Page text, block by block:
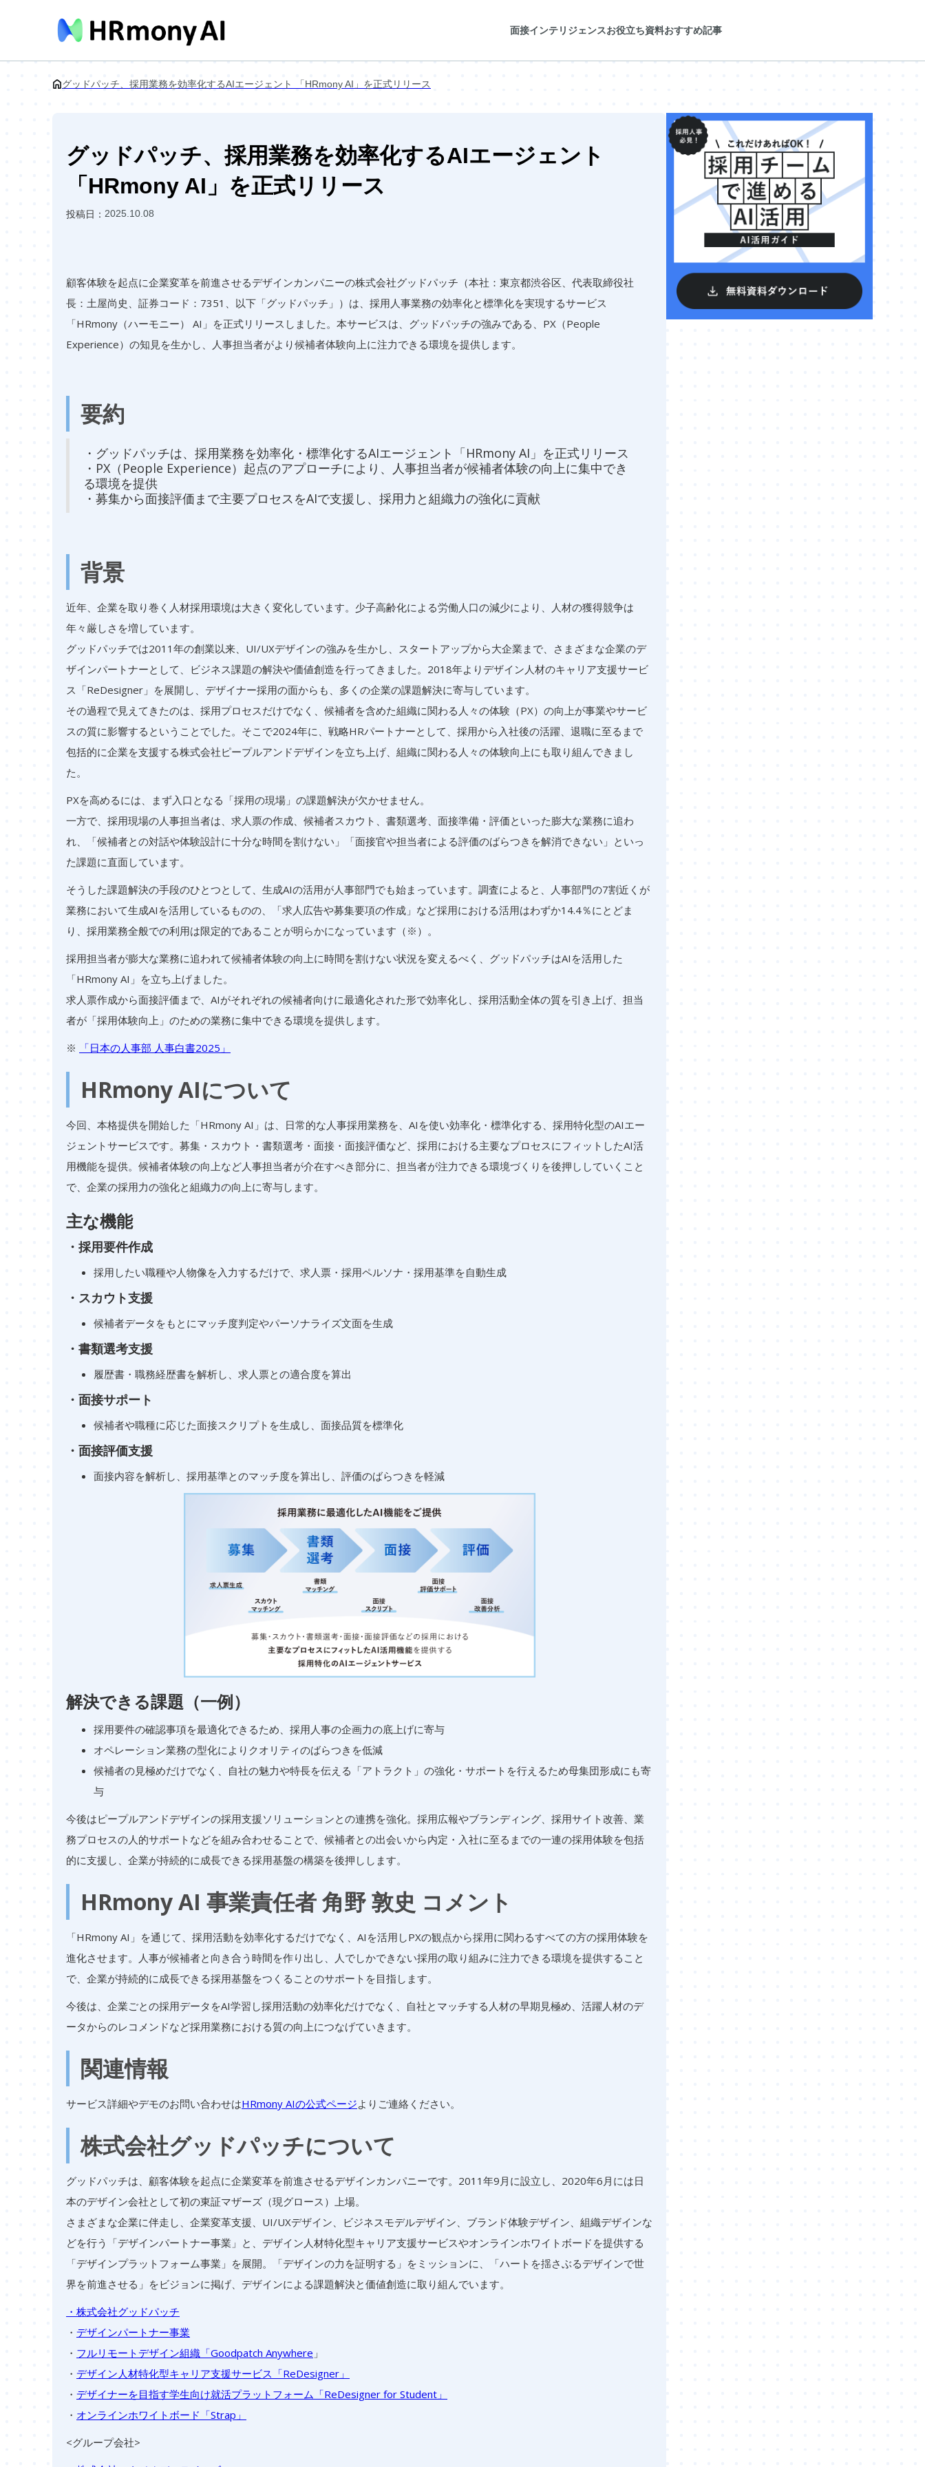
面接インテリジェンスお役立ち資料おすすめ記事
グッドパッチ、採用業務を効率化するAIエージェント 「HRmony AI」を正式リリース
グッドパッチ、採用業務を効率化するAIエージェント
「HRmony AI」を正式リリース
投稿日： 2025.10.08
顧客体験を起点に企業変革を前進させるデザインカンパニーの株式会社グッドパッチ（本社：東京都渋谷区、代表取締役社
長：土屋尚史、証券コード：7351、以下「グッドパッチ」）は、採用人事業務の効率化と標準化を実現するサービス
「HRmony（ハーモニー） AI」を正式リリースしました。本サービスは、グッドパッチの強みである、PX（People
Experience）の知見を生かし、人事担当者がより候補者体験向上に注力できる環境を提供します。
要約
・グッドパッチは、採用業務を効率化・標準化するAIエージェント「HRmony AI」を正式リリース
・PX（People Experience）起点のアプローチにより、人事担当者が候補者体験の向上に集中でき
る環境を提供
・募集から面接評価まで主要プロセスをAIで支援し、採用力と組織力の強化に貢献
背景
近年、企業を取り巻く人材採用環境は大きく変化しています。少子高齢化による労働人口の減少により、人材の獲得競争は
年々厳しさを増しています。
グッドパッチでは2011年の創業以来、UI/UXデザインの強みを生かし、スタートアップから大企業まで、さまざまな企業のデ
ザインパートナーとして、ビジネス課題の解決や価値創造を行ってきました。2018年よりデザイン人材のキャリア支援サービ
ス「ReDesigner」を展開し、デザイナー採用の面からも、多くの企業の課題解決に寄与しています。
その過程で見えてきたのは、採用プロセスだけでなく、候補者を含めた組織に関わる人々の体験（PX）の向上が事業やサービ
スの質に影響するということでした。そこで2024年に、戦略HRパートナーとして、採用から入社後の活躍、退職に至るまで
包括的に企業を支援する株式会社ピープルアンドデザインを立ち上げ、組織に関わる人々の体験向上にも取り組んできまし
た。
PXを高めるには、まず入口となる「採用の現場」の課題解決が欠かせません。
一方で、採用現場の人事担当者は、求人票の作成、候補者スカウト、書類選考、面接準備・評価といった膨大な業務に追わ
れ、「候補者との対話や体験設計に十分な時間を割けない」「面接官や担当者による評価のばらつきを解消できない」といっ
た課題に直面しています。
そうした課題解決の手段のひとつとして、生成AIの活用が人事部門でも始まっています。調査によると、人事部門の7割近くが
業務において生成AIを活用しているものの、「求人広告や募集要項の作成」など採用における活用はわずか14.4％にとどま
り、採用業務全般での利用は限定的であることが明らかになっています（※）。
採用担当者が膨大な業務に追われて候補者体験の向上に時間を割けない状況を変えるべく、グッドパッチはAIを活用した
「HRmony AI」を立ち上げました。
求人票作成から面接評価まで、AIがそれぞれの候補者向けに最適化された形で効率化し、採用活動全体の質を引き上げ、担当
者が「採用体験向上」のための業務に集中できる環境を提供します。
※
「日本の人事部 人事白書2025」
HRmony AIについて
今回、本格提供を開始した「HRmony AI」は、日常的な人事採用業務を、AIを使い効率化・標準化する、採用特化型のAIエー
ジェントサービスです。募集・スカウト・書類選考・面接・面接評価など、採用における主要なプロセスにフィットしたAI活
用機能を提供。候補者体験の向上など人事担当者が介在すべき部分に、担当者が注力できる環境づくりを後押ししていくこと
で、企業の採用力の強化と組織力の向上に寄与します。
主な機能
・採用要件作成
採用したい職種や人物像を入力するだけで、求人票・採用ペルソナ・採用基準を自動生成
・スカウト支援
候補者データをもとにマッチ度判定やパーソナライズ文面を生成
・書類選考支援
履歴書・職務経歴書を解析し、求人票との適合度を算出
・面接サポート
候補者や職種に応じた面接スクリプトを生成し、面接品質を標準化
・面接評価支援
面接内容を解析し、採用基準とのマッチ度を算出し、評価のばらつきを軽減
解決できる課題（一例）
採用要件の確認事項を最適化できるため、採用人事の企画力の底上げに寄与
オペレーション業務の型化によりクオリティのばらつきを低減
候補者の見極めだけでなく、自社の魅力や特長を伝える「アトラクト」の強化・サポートを行えるため母集団形成にも寄
与
今後はピープルアンドデザインの採用支援ソリューションとの連携を強化。採用広報やブランディング、採用サイト改善、業
務プロセスの人的サポートなどを組み合わせることで、候補者との出会いから内定・入社に至るまでの一連の採用体験を包括
的に支援し、企業が持続的に成長できる採用基盤の構築を後押しします。
HRmony AI 事業責任者 角野 敦史 コメント
「HRmony AI」を通じて、採用活動を効率化するだけでなく、AIを活用しPXの観点から採用に関わるすべての方の採用体験を
進化させます。人事が候補者と向き合う時間を作り出し、人でしかできない採用の取り組みに注力できる環境を提供すること
で、企業が持続的に成長できる採用基盤をつくることのサポートを目指します。
今後は、企業ごとの採用データをAI学習し採用活動の効率化だけでなく、自社とマッチする人材の早期見極め、活躍人材のデ
ータからのレコメンドなど採用業務における質の向上につなげていきます。
関連情報
サービス詳細やデモのお問い合わせはHRmony AIの公式ページよりご連絡ください。
株式会社グッドパッチについて
グッドパッチは、顧客体験を起点に企業変革を前進させるデザインカンパニーです。2011年9月に設立し、2020年6月には日
本のデザイン会社として初の東証マザーズ（現グロース）上場。
さまざまな企業に伴走し、企業変革支援、UI/UXデザイン、ビジネスモデルデザイン、ブランド体験デザイン、組織デザインな
どを行う「デザインパートナー事業」と、デザイン人材特化型キャリア支援サービスやオンラインホワイトボードを提供する
「デザインプラットフォーム事業」を展開。「デザインの力を証明する」をミッションに、「ハートを揺さぶるデザインで世
界を前進させる」をビジョンに掲げ、デザインによる課題解決と価値創造に取り組んでいます。
・株式会社グッドパッチ
・ デザインパートナー事業
・ フルリモートデザイン組織「Goodpatch Anywhere 」
・ デザイン人材特化型キャリア支援サービス「ReDesigner」
・ デザイナーを目指す学生向け就活プラットフォーム「ReDesigner for Student」
・ オンラインホワイトボード「Strap」
<グループ会社>